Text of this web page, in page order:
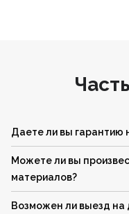
Даете ли вы
Можете ли вы
материалов?
Возможен ли выезд